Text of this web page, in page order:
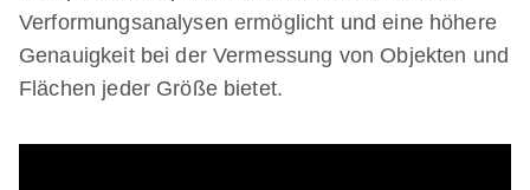
Verformungsanalysen ermöglicht und eine höhere
Genauigkeit bei der Vermessung von Objekten und
Flächen jeder Größe bietet.